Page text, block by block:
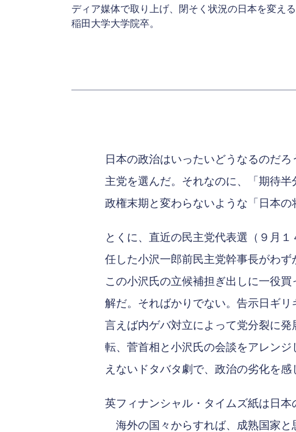
ディア媒体で取り上げ、閉そく状況の日本を変え
稲田大学大学院卒。
日本の政治はいったいどうなるのだ
主党を選んだ。それなのに、「期待
政権末期と変わらないような「日本の
とくに、直近の民主党代表選（９月
任した小沢一郎前民主党幹事長がわ
この小沢氏の立候補担ぎ出しに一役
解だ。そればかりでない。告示日ギ
言えば内ゲバ対立によって党分裂に
転、菅首相と小沢氏の会談をアレン
えないドタバタ劇で、政治の劣化を感
英フィナンシャル・タイムズ紙は日
海外の国々からすれば、成熟国家と